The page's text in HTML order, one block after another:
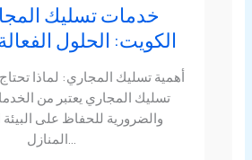
خدمات تسليك
الكويت: الحلول
أهمية تسليك المجاري: لماذا
تسليك المجاري يعتبر من
والضرورية للحفاظ على